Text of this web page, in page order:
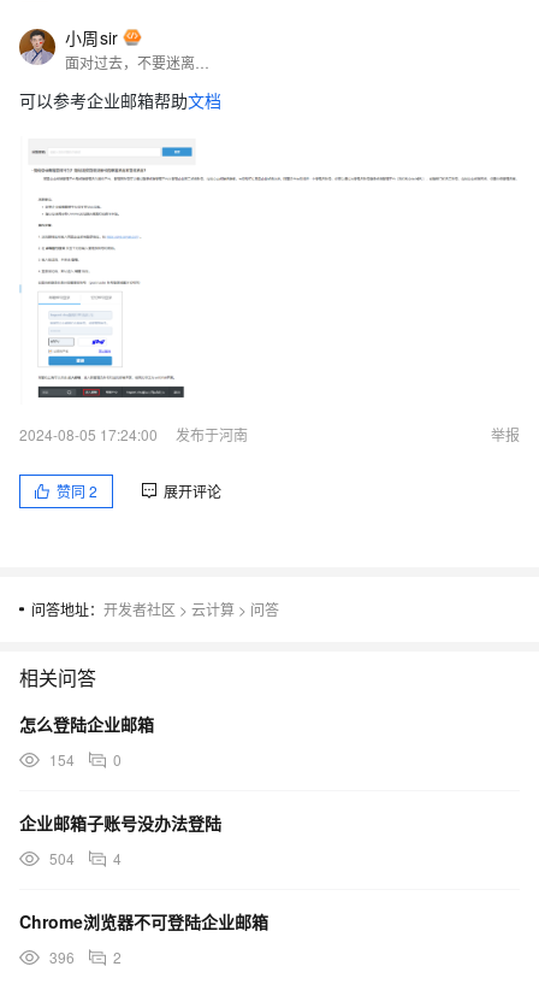
小周sir
可以参考企业邮箱帮助文档
2024-08-05 17:24:00 发布于河南 举报
赞同 2 展开评论
问答地址： 开发者社区 > 云计算 > 问答
相关问答
怎么登陆企业邮箱
154 0
企业邮箱子账号没办法登陆
504 4
Chrome浏览器不可登陆企业邮箱
396 2